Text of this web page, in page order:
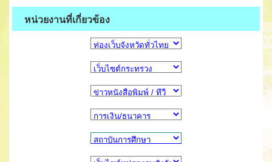
หน่วยงานที่เกี่ยวข้อง